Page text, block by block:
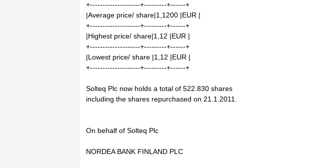
+--------------------+---------+------+
|Average price/ share|1,1200 |EUR |
+--------------------+---------+------+
|Highest price/ share|1,12 |EUR |
+--------------------+---------+------+
|Lowest price/ share |1,12 |EUR |
+--------------------+---------+------+
Solteq Plc now holds a total of 522.830 shares
including the shares repurchased on 21.1.2011.
On behalf of Solteq Plc
NORDEA BANK FINLAND PLC